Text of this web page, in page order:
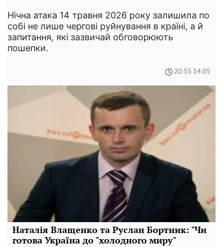
Нічна атака 14 травня 2026 року залишила по
собі не лише чергові руйнування в країні, а й
запитання, які зазвичай обговорюють
пошепки.
20:55 14.05
Наталія Влащенко та Руслан Бортник: "Чи
готова Україна до "холодного миру"